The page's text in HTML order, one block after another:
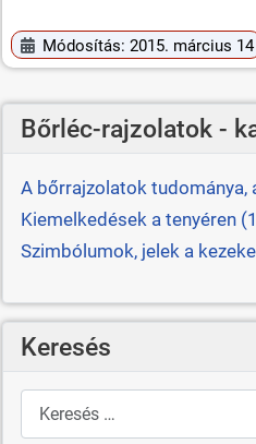
Módosítás: 2015. március 14
Bőrléc-rajzolatok -
A bőrrajzolatok tudománya,
Kiemelkedések a tenyéren
Szimbólumok, jelek a
Keresés
Keresés